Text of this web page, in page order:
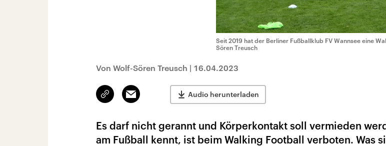
Seit 2019 hat der Berliner Fußballklub FV Wannsee eine
Sören Treusch
Von Wolf-Sören Treusch | 16.04.2023
Link
kopieren/teilen
Email Audio herunterladen
Es darf nicht gerannt und Körperkontakt soll vermieden
am Fußball kennt, ist beim Walking Football verboten. Was